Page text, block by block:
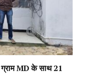
ग्राम MD के साथ 21